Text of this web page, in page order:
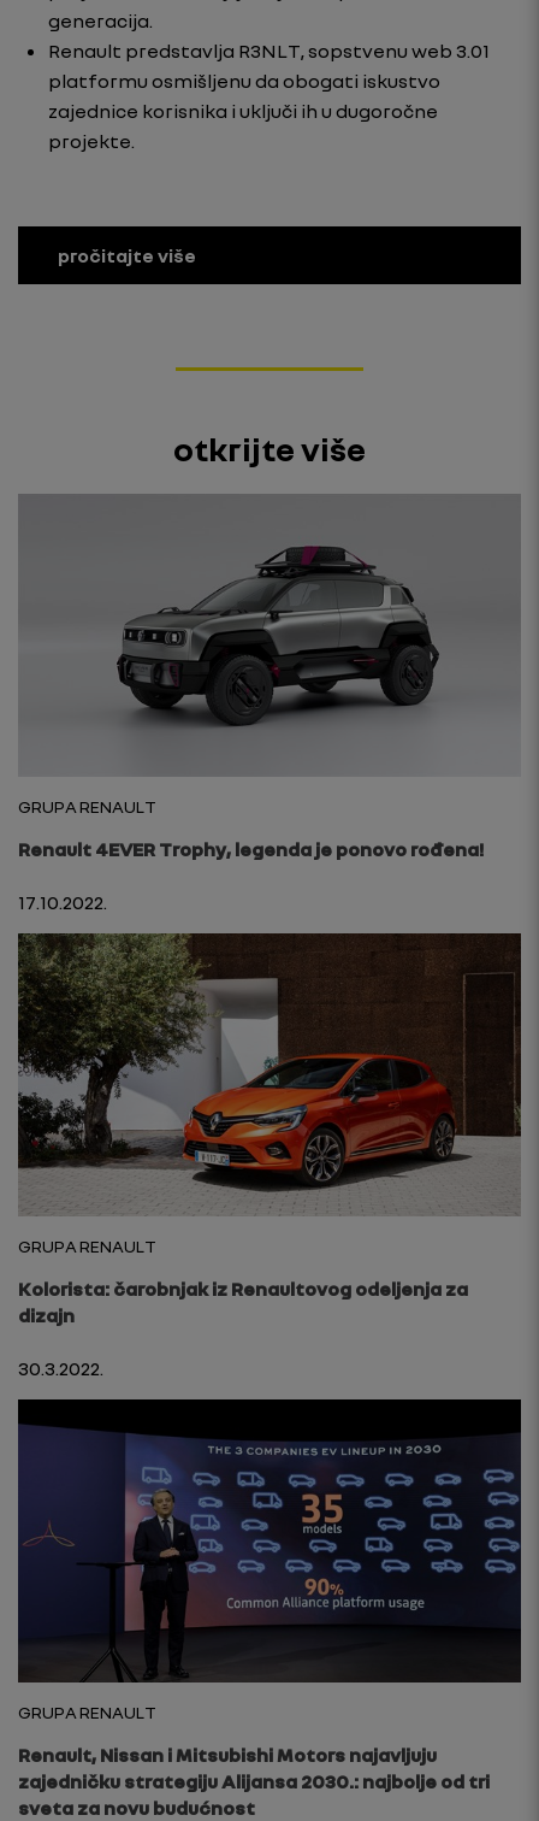
generacija.
Renault predstavlja R3NLT, sopstvenu web 3.01
platformu osmišljenu da obogati iskustvo
zajednice korisnika i uključi ih u dugoročne
projekte.
pročitajte više
otkrijte više
GRUPA RENAULT
Renault 4EVER Trophy, legenda je ponovo rođena!
17.10.2022.
GRUPA RENAULT
Kolorista: čarobnjak iz Renaultovog odeljenja za
dizajn
30.3.2022.
GRUPA RENAULT
Renault, Nissan i Mitsubishi Motors najavljuju
zajedničku strategiju Alijansa 2030.: najbolje od tri
sveta za novu budućnost